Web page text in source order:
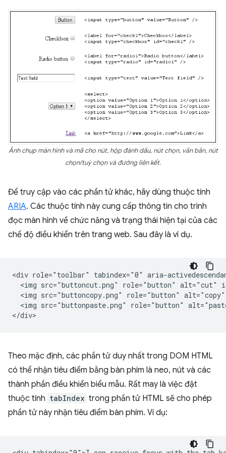
Ảnh chụp màn hình và mã cho nút, hộp đánh dấu, nút chọn, văn bản, nút
chọn/tuỳ chọn và đường liên kết.
Để truy cập vào các phần tử khác, hãy dùng thuộc tính
ARIA. Các thuộc tính này cung cấp thông tin cho trình
đọc màn hình về chức năng và trạng thái hiện tại của các
chế độ điều khiển trên trang web. Sau đây là ví dụ.
<div role="toolbar" tabindex="0" aria-
<img src="buttoncut.png" role="button" alt="cut"
<img src="buttoncopy.png" role="button"
<img src="buttonpaste.png" role="button"
Theo mặc định, các phần tử duy nhất trong DOM HTML
có thể nhận tiêu điểm bằng bàn phím là neo, nút và các
thành phần điều khiển biểu mẫu. Rất may là việc đặt
thuộc tính tabIndex trong phần tử HTML sẽ cho phép
phần tử này nhận tiêu điểm bàn phím. Ví dụ: